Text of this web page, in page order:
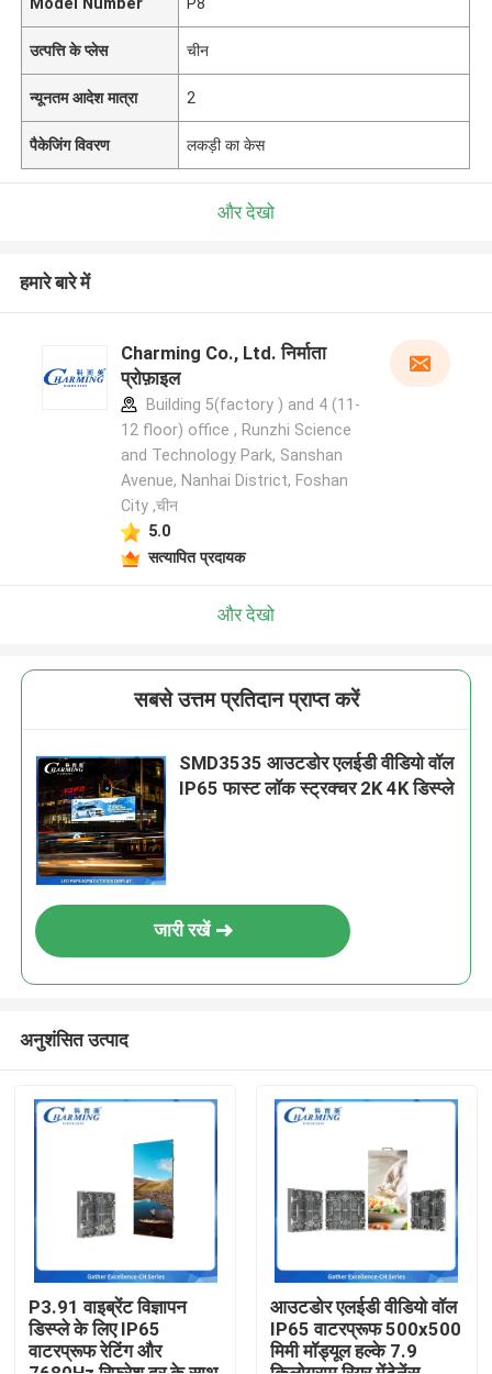
उत्पत्ति के प्लेस चीन
न्यूनतम आदेश मात्रा 2
पैकेजिंग विवरण लकड़ी का केस
और देखो
हमारे बारे में
Charming Co., Ltd. निर्माता
प्रोफ़ाइल
Building 5(factory ) and 4 (11-
12 floor) office , Runzhi Science
and Technology Park, Sanshan
Avenue, Nanhai District, Foshan
City ,चीन
5.0
सत्यापित प्रदायक
और देखो
सबसे उत्तम प्रतिदान प्राप्त करें
SMD3535 आउटडोर एलईडी वीडियो वॉल
IP65 फास्ट लॉक स्ट्रक्चर 2K 4K डिस्प्ले
जारी रखें
अनुशंसित उत्पाद
P3.91 वाइब्रेंट विज्ञापन
डिस्प्ले के लिए IP65
वाटरप्रूफ रेटिंग और
आउटडोर एलईडी वीडियो वॉल
IP65 वाटरप्रूफ 500x500
मिमी मॉड्यूल हल्के 7.9